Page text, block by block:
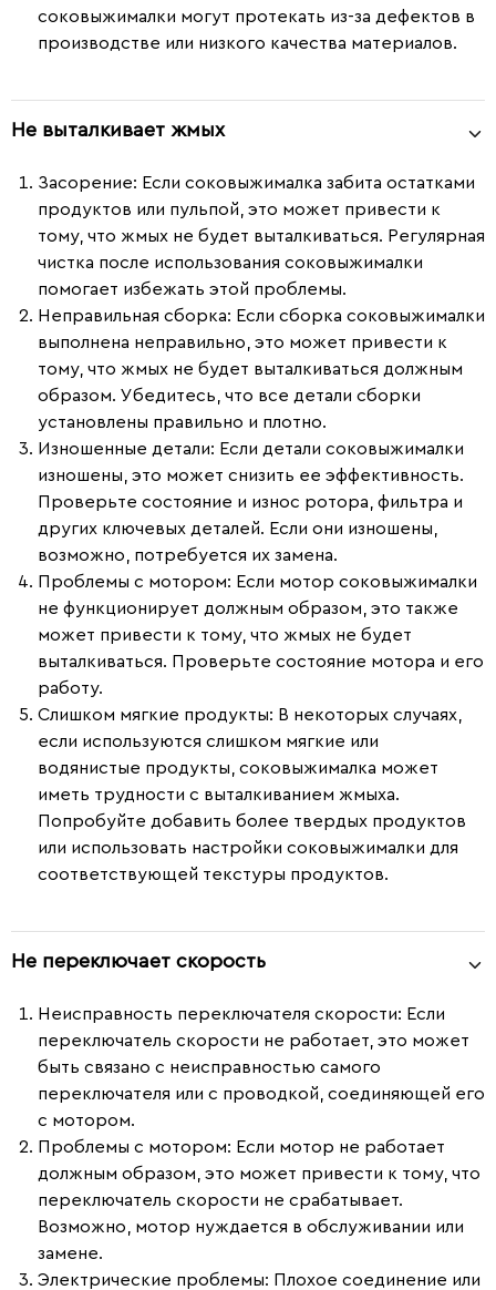
соковыжималки могут протекать из-за дефектов в
производстве или низкого качества материалов.
Не выталкивает жмых
Засорение: Если соковыжималка забита остатками
продуктов или пульпой, это может привести к
тому, что жмых не будет выталкиваться. Регулярная
чистка после использования соковыжималки
помогает избежать этой проблемы.
Неправильная сборка: Если сборка соковыжималки
выполнена неправильно, это может привести к
тому, что жмых не будет выталкиваться должным
образом. Убедитесь, что все детали сборки
установлены правильно и плотно.
Изношенные детали: Если детали соковыжималки
изношены, это может снизить ее эффективность.
Проверьте состояние и износ ротора, фильтра и
других ключевых деталей. Если они изношены,
возможно, потребуется их замена.
Проблемы с мотором: Если мотор соковыжималки
не функционирует должным образом, это также
может привести к тому, что жмых не будет
выталкиваться. Проверьте состояние мотора и его
работу.
Слишком мягкие продукты: В некоторых случаях,
если используются слишком мягкие или
водянистые продукты, соковыжималка может
иметь трудности с выталкиванием жмыха.
Попробуйте добавить более твердых продуктов
или использовать настройки соковыжималки для
соответствующей текстуры продуктов.
Не переключает скорость
Неисправность переключателя скорости: Если
переключатель скорости не работает, это может
быть связано с неисправностью самого
переключателя или с проводкой, соединяющей его
с мотором.
Проблемы с мотором: Если мотор не работает
должным образом, это может привести к тому, что
переключатель скорости не срабатывает.
Возможно, мотор нуждается в обслуживании или
замене.
Электрические проблемы: Плохое соединение или